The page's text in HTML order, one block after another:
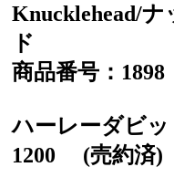
Knucklehead/ナ
ド
商品番号：1898
ハーレーダビ
1200
(売約済)